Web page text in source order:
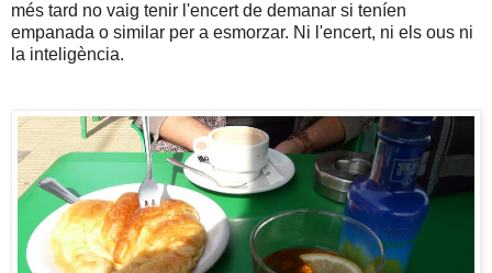
més tard no vaig tenir l'encert de demanar si teníen
empanada o similar per a esmorzar. Ni l'encert, ni els ous ni
la inteligència.